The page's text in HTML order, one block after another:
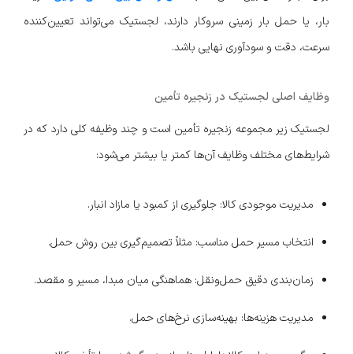
بار، یا حمل بار زمینی سروکار دارند، لجستیک می‌تواند تعیین‌کننده
سرعت، دقت و سودآوری نهایی باشد.
وظایف اصلی لجستیک در زنجیره تأمین
لجستیک زیر مجموعه زنجیره تأمین است و چند وظیفه کلی دارد که در
شرایط‌های مختلف وظایف آن‌ها کمتر یا بیشتر می‌شود:
مدیریت موجودی کالا: جلوگیری از کمبود یا مازاد انبار.
انتخاب مسیر حمل مناسب: مثلاً تصمیم‌گیری بین روش حمل.
زمان‌بندی دقیق حمل‌ونقل: هماهنگی میان مبدا، مسیر و مقصد.
مدیریت هزینه‌ها: بهینه‌سازی نرخ‌های حمل.